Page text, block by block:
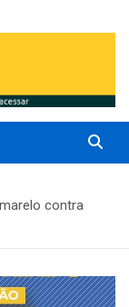
Altos /
contra